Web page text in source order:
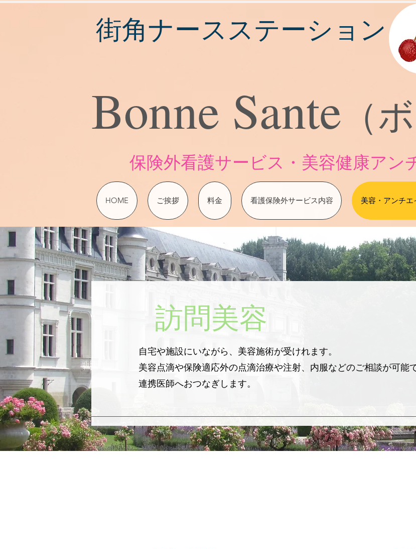
街角ナースステーション
Bonne Sante （
保険外看護サービス・美容健康アン
HOME ご挨拶 料金 看護保険外サービス内容 美容・アンチエ
​訪問美容
自宅や施設にいながら、美容施術が受けれます。
美容点滴や保険適応外の点滴治療や注射、内服などのご相談が可能で
連携医師へおつなぎします。